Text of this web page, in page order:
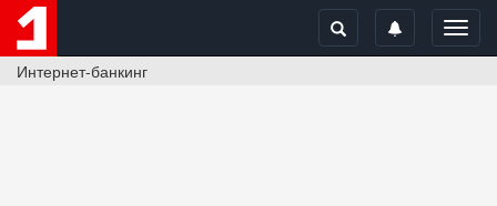
Интернет-банкинг